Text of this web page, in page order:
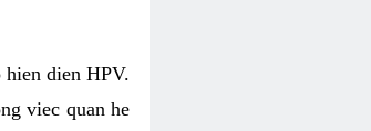
dien HPV.
viec quan he